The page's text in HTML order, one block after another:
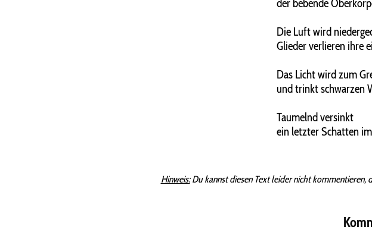
der bebende
Die Luft wird
Glieder verlieren ihre
Das Licht wird zum
und trinkt schwarzen
Taumelnd versinkt
ein letzter Schatten
Hinweis:Du kannst diesen Text leider nicht kommentieren,